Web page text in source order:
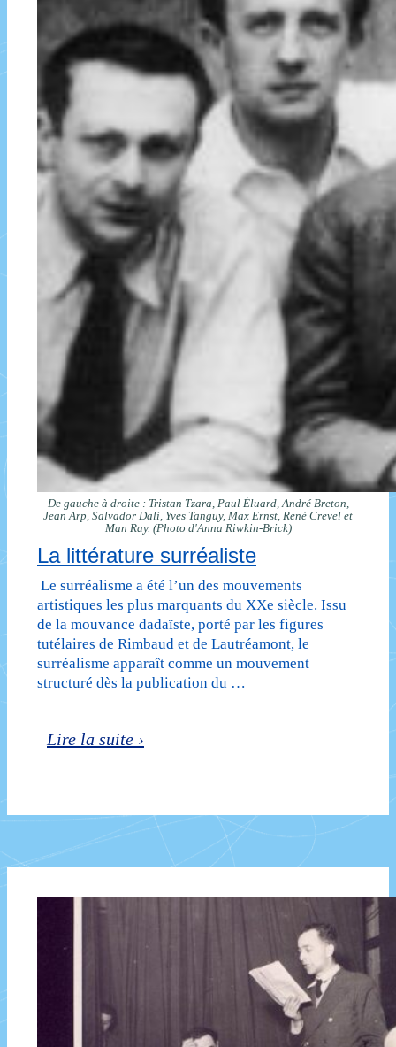
De gauche à droite : Tristan Tzara, Paul Éluard, André Breton,
Jean Arp, Salvador Dalí, Yves Tanguy, Max Ernst, René Crevel et
Man Ray. (Photo d'Anna Riwkin-Brick)
La littérature surréaliste
Le surréalisme a été l’un des mouvements
artistiques les plus marquants du XXe siècle. Issu
de la mouvance dadaïste, porté par les figures
tutélaires de Rimbaud et de Lautréamont, le
surréalisme apparaît comme un mouvement
structuré dès la publication du …
La
Lire la suite ›